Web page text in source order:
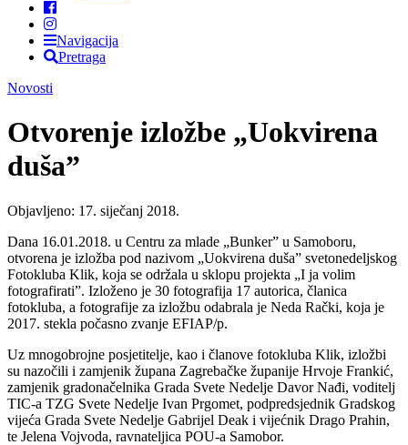
Navigacija
Pretraga
Novosti
Otvorenje izložbe „Uokvirena
duša”
Objavljeno: 17. siječanj 2018.
Dana 16.01.2018. u Centru za mlade „Bunker” u Samoboru,
otvorena je izložba pod nazivom „Uokvirena duša” svetonedeljskog
Fotokluba Klik, koja se održala u sklopu projekta „I ja volim
fotografirati”. Izloženo je 30 fotografija 17 autorica, članica
fotokluba, a fotografije za izložbu odabrala je Neda Rački, koja je
2017. stekla počasno zvanje EFIAP/p.
Uz mnogobrojne posjetitelje, kao i članove fotokluba Klik, izložbi
su nazočili i zamjenik župana Zagrebačke županije Hrvoje Frankić,
zamjenik gradonačelnika Grada Svete Nedelje Davor Nađi, voditelj
TIC-a TZG Svete Nedelje Ivan Prgomet, podpredsjednik Gradskog
vijeća Grada Svete Nedelje Gabrijel Deak i vijećnik Drago Prahin,
te Jelena Vojvoda, ravnateljica POU-a Samobor.